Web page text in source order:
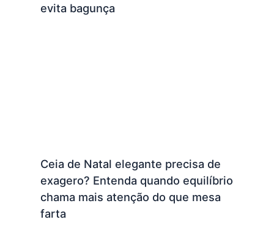
evita bagunça
Ceia de Natal elegante precisa de
exagero? Entenda quando equilíbrio
chama mais atenção do que mesa
farta